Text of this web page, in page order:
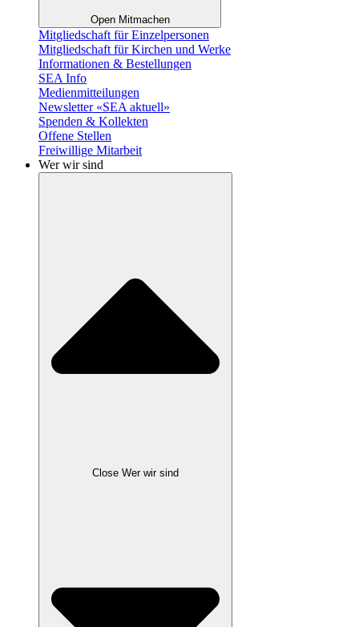
Open Mitmachen
Mitgliedschaft für Einzelpersonen
Mitgliedschaft für Kirchen und Werke
Informationen & Bestellungen
SEA Info
Medienmitteilungen
Newsletter «SEA aktuell»
Spenden & Kollekten
Offene Stellen
Freiwillige Mitarbeit
Wer wir sind
Close Wer wir sind